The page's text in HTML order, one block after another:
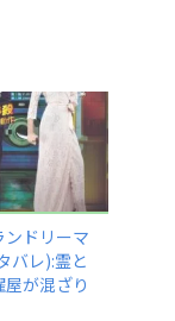
ドリーマ
バレ):霊と
が混ざり